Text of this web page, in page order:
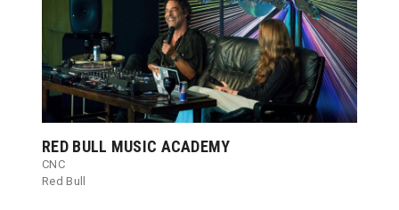
RED BULL MUSIC ACADEMY
CNC
Red Bull